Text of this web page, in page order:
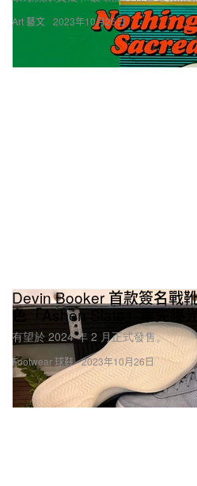
Art 藝文 2023年10月26日
Footwear 球鞋
Devin Booker 首款簽名戰
色「Ashen Slate」率先曝
有望於 2024 年 2 月正式發售。
2023年10月26日